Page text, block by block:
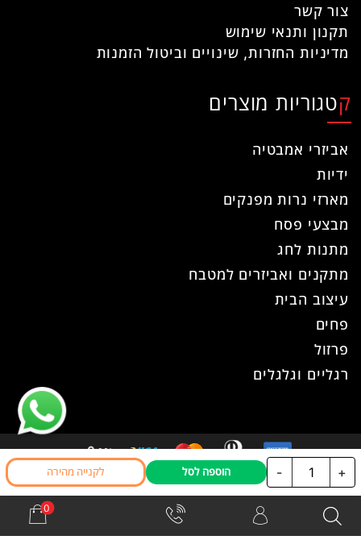
צור קשר
תקנון ותנאי שימוש
מדיניות החזרות, שינויים וביטול הזמנות
קטגוריות מוצרים
אביזרי אמבטיה
ידיות
מארזי נרות מפנקים
מבצעי פסח
מתנות לחג
מתקנים ואביזרים למטבח
עיצוב הבית
פחים
פרזול
רגליים וגלגלים
כל הזכויות שמורות ל- עוז פרזול © 2026
אתר זה נבנה ועוצב ע"יWPhome
+
כמות
של
ידיות
- הוספה לסל לקנייה מהירה